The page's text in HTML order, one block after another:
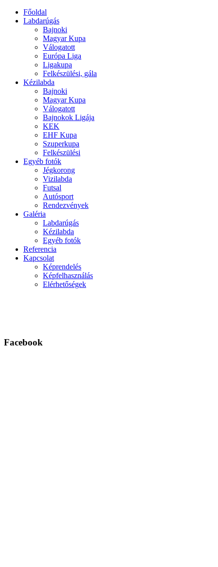
Főoldal
Labdarúgás
Bajnoki
Magyar Kupa
Válogatott
Európa Liga
Ligakupa
Felkészülési, gála
Kézilabda
Bajnoki
Magyar Kupa
Válogatott
Bajnokok Ligája
KEK
EHF Kupa
Szuperkupa
Felkészülési
Egyéb fotók
Jégkorong
Vizilabda
Futsal
Autósport
Rendezvények
Galéria
Labdarúgás
Kézilabda
Egyéb fotók
Referencia
Kapcsolat
Képrendelés
Képfelhasználás
Elérhetőségek
Facebook